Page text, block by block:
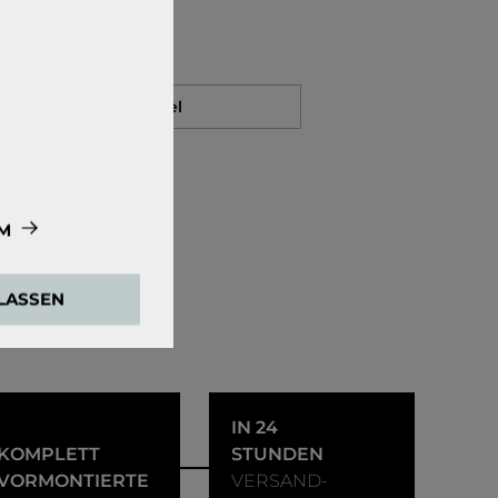
der
Medien
Auf den Merkzettel
IN 24
STUNDEN
VERSAND-